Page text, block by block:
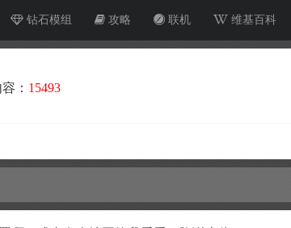
钻石模组 攻略 联机 维基百科
： 15493